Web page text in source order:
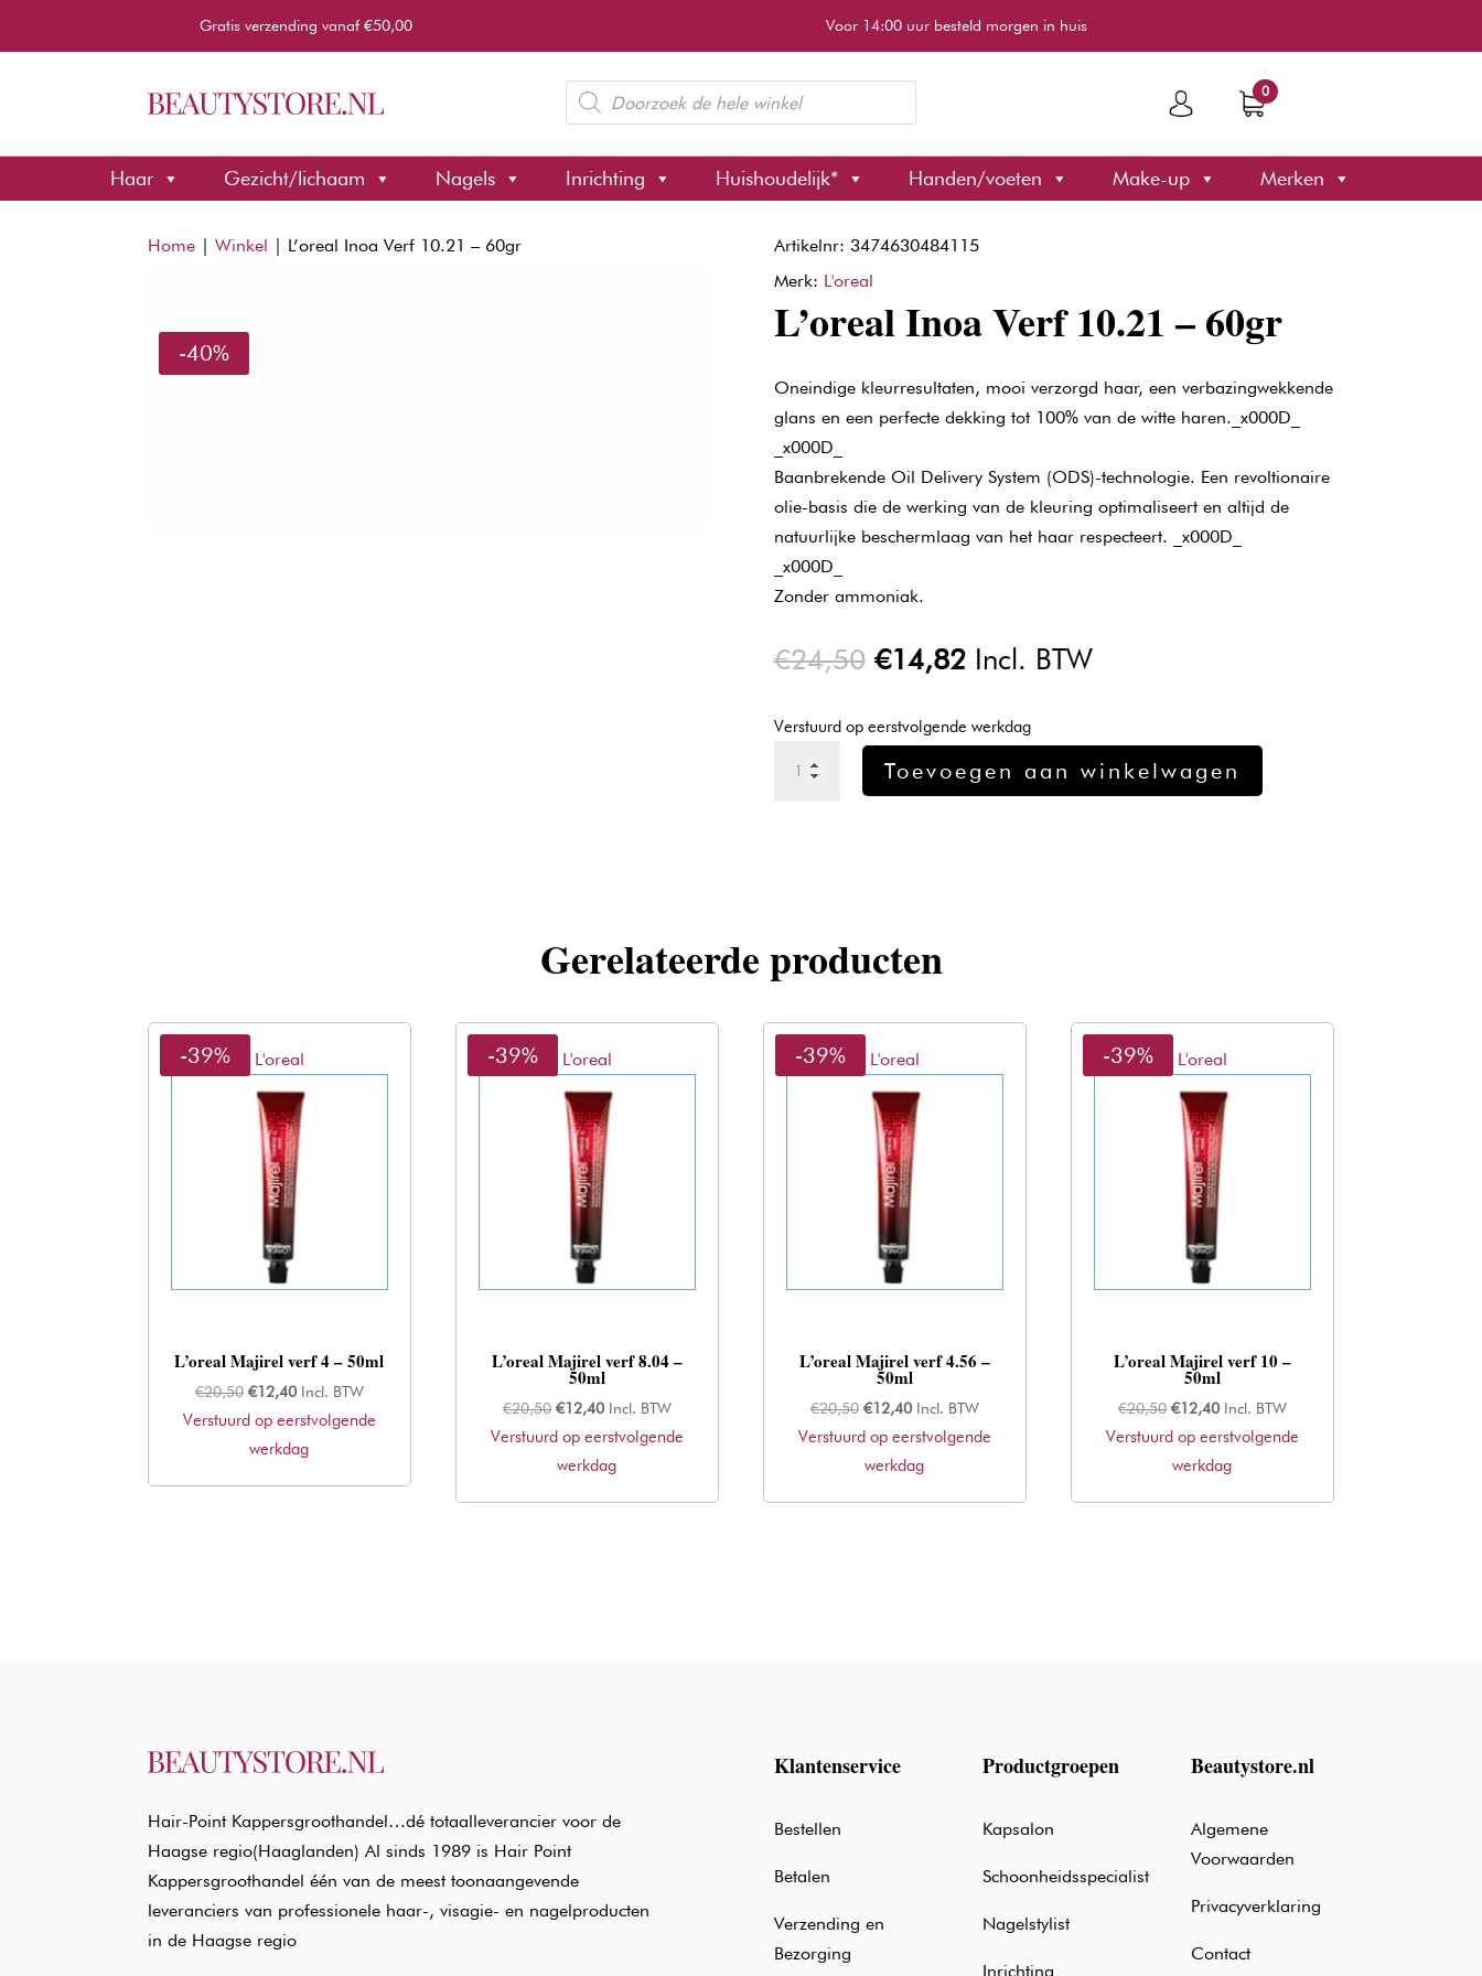
Gratis verzending vanaf €50,00 Voor 14:00 uur besteld morgen in huis
Producten
zoeken
0
Haar Gezicht/lichaam Nagels Inrichting Huishoudelijk* Handen/voeten Make-up Merken
Home |Winkel | L’oreal Inoa Verf 10.21 – 60gr
-40%
Artikelnr: 3474630484115
Merk: L'oreal
L’oreal Inoa Verf 10.21 – 60gr
Oneindige kleurresultaten, mooi verzorgd haar, een verbazingwekkende
glans en een perfecte dekking tot 100% van de witte haren._x000D_
_x000D_
Baanbrekende Oil Delivery System (ODS)-technologie. Een revoltionaire
olie-basis die de werking van de kleuring optimaliseert en altijd de
natuurlijke beschermlaag van het haar respecteert. _x000D_
_x000D_
Zonder ammoniak.
€24,50 Oorspronkelijke
was:
€24,50.
€14,82Huidige
is:
€14,82.
Incl. BTW
Verstuurd op eerstvolgende werkdag
Toevoegen aan winkelwagen
Gerelateerde producten
L'oreal
-39%
L’oreal Majirel verf 4 – 50ml
€20,50 Oorspronkelijke
prijs
was:
€12,40Huidige
prijs
is:
Incl. BTW
Verstuurd op eerstvolgende
werkdag
L'oreal
-39%
L’oreal Majirel verf 8.04 –
50ml
€20,50 Oorspronkelijke
prijs
was:
€12,40Huidige
prijs
is:
Incl. BTW
Verstuurd op eerstvolgende
werkdag
L'oreal
-39%
L’oreal Majirel verf 4.56 –
50ml
€20,50 Oorspronkelijke
prijs
was:
€12,40Huidige
prijs
is:
Incl. BTW
Verstuurd op eerstvolgende
werkdag
L'oreal
-39%
L’oreal Majirel verf 10 –
50ml
€20,50 Oorspronkelijke
prijs
was:
€12,40Huidige
prijs
is:
Incl. BTW
Verstuurd op eerstvolgende
werkdag
Hair-Point Kappersgroothandel…dé totaalleverancier voor de
Haagse regio(Haaglanden) Al sinds 1989 is Hair Point
Kappersgroothandel één van de meest toonaangevende
leveranciers van professionele haar-, visagie- en nagelproducten
in de Haagse regio
Klantenservice
Bestellen
Betalen
Verzending en
Bezorging
Productgroepen
Kapsalon
Schoonheidsspecialist
Nagelstylist
Inrichting
Beautystore.nl
Algemene
Voorwaarden
Privacyverklaring
Contact